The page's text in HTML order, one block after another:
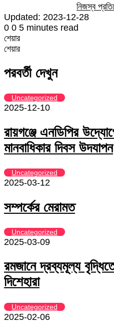
নিজস্ব
Updated: 2023-12-28
0 0 5 minutes read
শেয়ার
Facebook
Twitter
LinkedIn
Skype
Messenger
Messenger
WhatsApp
Telegram
Share
Email
প্রিন্ট
শেয়ার
via
Email
পরবর্তী দেখুন
Uncategorized
2025-12-10
রায়গঞ্জে এনডিপির
মানবাধিকার দিবস উদযাপন
Uncategorized
2025-03-12
সম্পর্কের মেরামত
Uncategorized
2025-03-09
রমজানে দ্রব্যমূল্য
দিশেহারা
Uncategorized
2025-02-06